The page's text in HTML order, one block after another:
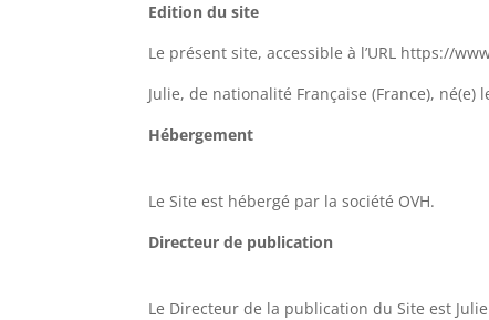
Edition du site
Le présent site, accessible à l’URL https://
Julie, de nationalité Française (France), né(e)
Hébergement
Le Site est hébergé par la société OVH.
Directeur de publication
Le Directeur de la publication du Site est